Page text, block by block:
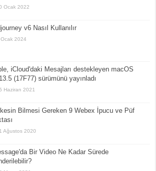
Ocak 2022
v6 Nasıl Kullanılır
2024
iCloud'daki Mesajları destekleyen macOS
(17F77) sürümünü yayınladı
Haziran 2021
Bilmesi Gereken 9 Webex İpucu ve Püf
Ağustos 2020
Bir Video Ne Kadar Sürede